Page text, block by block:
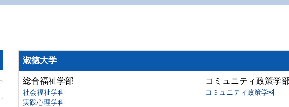
淑徳大学
総合福祉学部
社会福祉学科
実践心理学科
コミュニティ政策学
コミュニティ政策学科